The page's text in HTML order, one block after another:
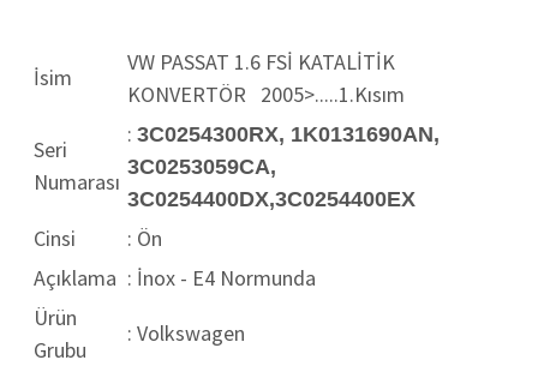
İsim
VW PASSAT 1.6 FSİ KATALİTİK
KONVERTÖR 2005>.....1.Kısım
Seri
Numarası
: 3C0254300RX, 1K0131690AN,
3C0253059CA,
3C0254400DX,3C0254400EX
Cinsi
: Ön
Açıklama : İnox - E4 Normunda
Ürün
Grubu
: Volkswagen